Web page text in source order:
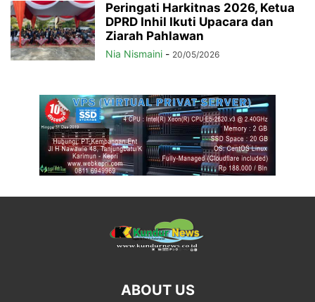
Peringati Harkitnas 2026, Ketua
DPRD Inhil Ikuti Upacara dan
Ziarah Pahlawan
Nia Nismaini - 20/05/2026
ABOUT US